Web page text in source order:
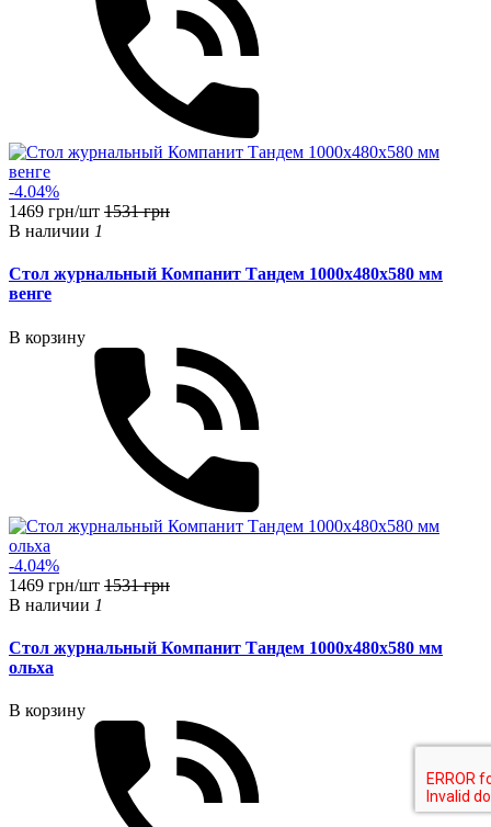
-4.04%
1469 грн/шт 1531 грн
В наличии 1
Стол журнальный Компанит Тандем 1000х480х580 мм
венге
В корзину
-4.04%
1469 грн/шт 1531 грн
В наличии 1
Стол журнальный Компанит Тандем 1000х480х580 мм
ольха
В корзину